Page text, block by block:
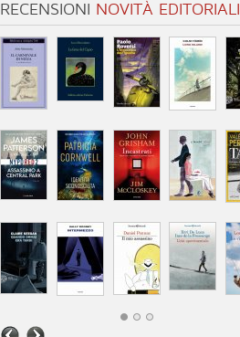
RECENSIONI NOVITÀ EDITORIALI